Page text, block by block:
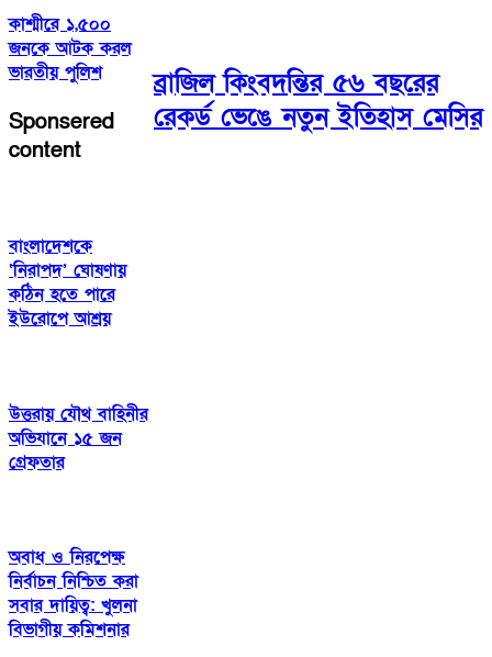
কাশ্মীরে ১,৫০০
জনকে আটক করল
ভারতীয় পুলিশ
Sponsered
content
বাংলাদেশকে
‘নিরাপদ’ ঘোষণায়
কঠিন হতে পারে
ইউরোপে আশ্রয়
উত্তরায় যৌথ বাহিনীর
অভিযানে ১৫ জন
গ্রেফতার
অবাধ ও নিরপেক্ষ
নির্বাচন নিশ্চিত করা
সবার দায়িত্ব: খুলনা
বিভাগীয় কমিশনার
ব্রাজিল কিংবদন্তির ৫৬ বছরের
রেকর্ড ভেঙে নতুন ইতিহাস মেসির